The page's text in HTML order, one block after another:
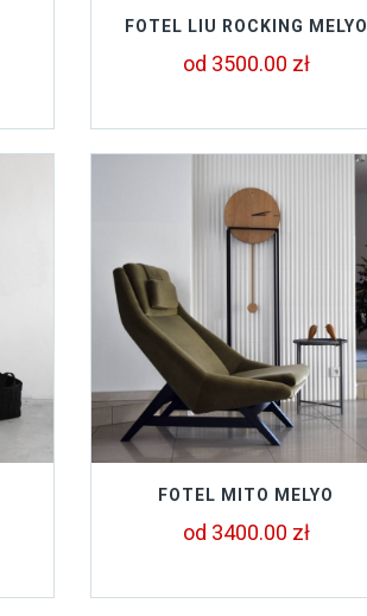
FOTEL LIU ROCKING MELYO
od 3500.00 zł
FOTEL MITO MELYO
od 3400.00 zł